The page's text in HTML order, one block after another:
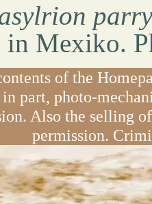
in Mexiko.
of the
part, photo-
Also the selling
permission.